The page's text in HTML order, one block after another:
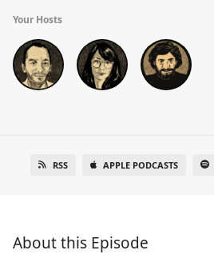
Your Hosts
RSS APPLE PODCASTS
About this Episode